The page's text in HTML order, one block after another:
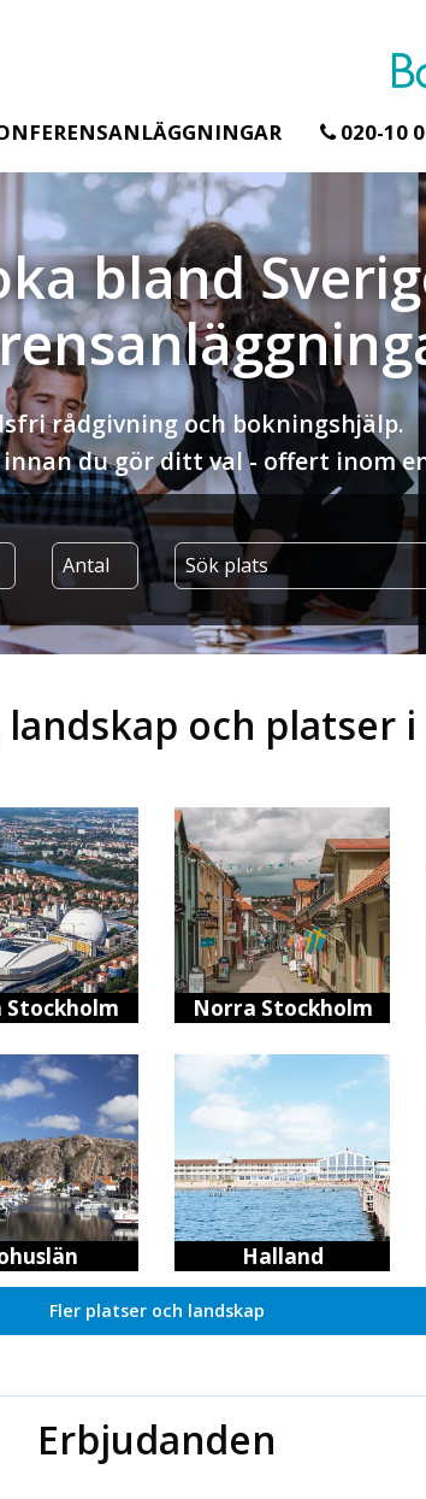
020-10
bland
rådgivning och bokningshjälp.
du gör ditt val - offert inom
och platser i
Stockholm Norra Stockholm
Halland
Fler platser och landskap
Erbjudanden